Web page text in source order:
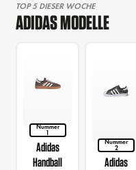
TOP 5 DIESER WOCHE
ADIDAS MODELLE
Nummer
1
Adidas
Handball
Nummer
2
Adidas